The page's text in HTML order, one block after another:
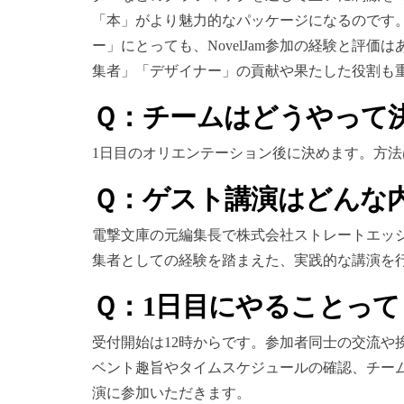
「本」がより魅力的なパッケージになるので
ー」にとっても、NovelJam参加の経験と評価
集者」「デザイナー」の貢献や果たした役割も
Ｑ：チームはどうやって
1日目のオリエンテーション後に決めます。方
Ｑ：ゲスト講演はどんな
電撃文庫の元編集長で株式会社ストレートエ
集者としての経験を踏まえた、実践的な講演を
Ｑ：1日目にやることっ
受付開始は12時からです。参加者同士の交流
ベント趣旨やタイムスケジュールの確認、チー
演に参加いただきます。